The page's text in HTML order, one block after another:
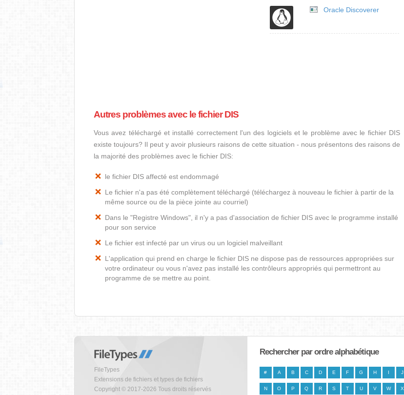
Oracle Discoverer
Autres problèmes avec le fichier DIS
Vous avez téléchargé et installé correctement l'un des logiciels et le problème avec le fichier DIS
existe toujours? Il peut y avoir plusieurs raisons de cette situation - nous présentons des raisons de
la majorité des problèmes avec le fichier DIS:
le fichier DIS affecté est endommagé
Le fichier n'a pas été complètement téléchargé (téléchargez à nouveau le fichier à partir de la
même source ou de la pièce jointe au courriel)
Dans le "Registre Windows", il n'y a pas d'association de fichier DIS avec le programme installé
pour son service
Le fichier est infecté par un virus ou un logiciel malveillant
L'application qui prend en charge le fichier DIS ne dispose pas de ressources appropriées sur
votre ordinateur ou vous n'avez pas installé les contrôleurs appropriés qui permettront au
programme de se mettre au point.
FileTypes
Extensions de fichiers et types de fichiers
Copyright © 2017-2026 Tous droits réservés
Rechercher par ordre alphabétique
# A B C D E F G H I J
N O P Q R S T U V W X